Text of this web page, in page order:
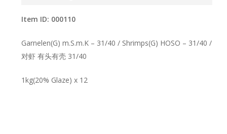
Item ID: 000110
Garnelen(G) m.S.m.K – 31/40 / Shrimps(G) HOSO – 31/40 /
对虾 有头有壳 31/40
1kg(20% Glaze) x 12